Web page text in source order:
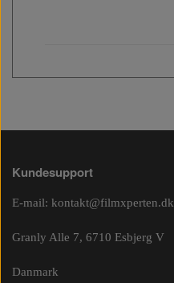
Kundesupport
E-mail: kontakt@filmxperten.dk
Granly Alle 7, 6710 Esbjerg V
Danmark